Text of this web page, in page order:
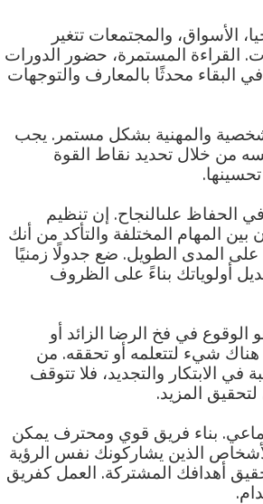
الأسواق، والمجتمعات تتغير
القراءة المستمرة، حضور الدورات
البقاء محدثًا بالمعارف والتوجهات
والمهنية بشكل مستمر. يجب
من خلال تحديد نقاط القوة
الحفاظ علىالنجاح. إن تنظيم
المهام المختلفة والتأكد من أنك
المدى الطويل. ضع جدولًا زمنيًا
أولوياتك بناءً على الظروف
في فخ الرضا الزائد أو
هناك شيء لتتعلمه أو تحققه. من
الابتكار والتجديد، فلا تتوقف
المزيد.
بناء فريق قوي ومحترف يمكن
الذين يشاركونك نفس الرؤية
أهدافك المشتركة. العمل كفريق